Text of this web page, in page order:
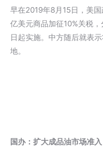
早在2019年8月15日，美
亿美元商品加征10%关税
日起实施。中方随后就表
地。
国办：扩大成品油市场准